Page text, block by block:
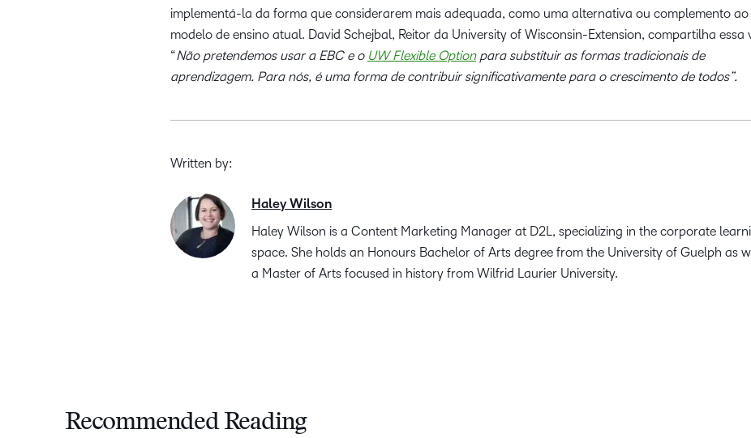
implementá-la da forma que considerarem mais adequada, como uma alternativa ou complemento ao
modelo de ensino atual. David Schejbal, Reitor da University of Wisconsin-Extension, compartilha essa
“Não pretendemos usar a EBC e o UW Flexible Optionpara substituir as formas tradicionais de
aprendizagem. Para nós, é uma forma de contribuir significativamente para o crescimento de todos”.
Written by:
Haley Wilson
Haley Wilson is a Content Marketing Manager at D2L, specializing in the corporate
space. She holds an Honours Bachelor of Arts degree from the University of Guelph as
a Master of Arts focused in history from Wilfrid Laurier University.
Recommended Reading